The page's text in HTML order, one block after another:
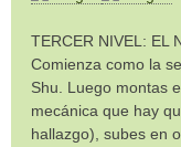
TERCER NIVEL: EL
Comienza como la
Shu. Luego montas
mecánica que hay
hallazgo), subes en